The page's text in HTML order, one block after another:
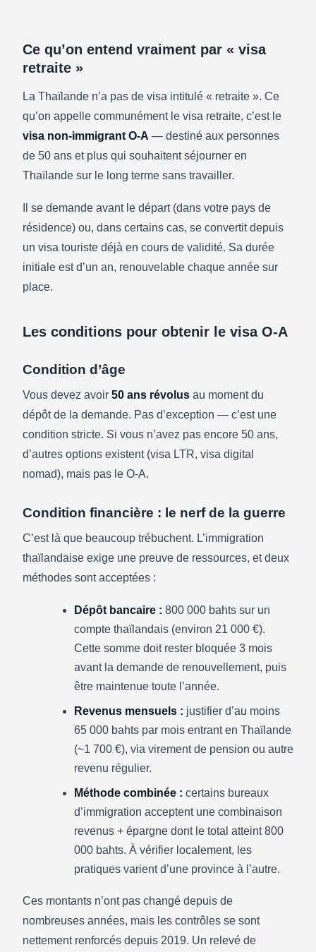
Visa retraite Thaïlande (O-A) :
conditions, revenus et renouvellement
09/05/2026 ·6 min de lecture
Ce qu’on entend vraiment par « visa
retraite »
La Thaïlande n’a pas de visa intitulé « retraite ». Ce
qu’on appelle communément le visa retraite, c’est le
visa non-immigrant O-A — destiné aux personnes
de 50 ans et plus qui souhaitent séjourner en
Thaïlande sur le long terme sans travailler.
Il se demande avant le départ (dans votre pays de
résidence) ou, dans certains cas, se convertit depuis
un visa touriste déjà en cours de validité. Sa durée
initiale est d’un an, renouvelable chaque année sur
place.
Les conditions pour obtenir le visa O-A
Condition d’âge
Vous devez avoir 50 ans révolus au moment du
dépôt de la demande. Pas d’exception — c’est une
condition stricte. Si vous n’avez pas encore 50 ans,
d’autres options existent (visa LTR, visa digital
nomad), mais pas le O-A.
Condition financière : le nerf de la guerre
C’est là que beaucoup trébuchent. L’immigration
thaïlandaise exige une preuve de ressources, et deux
méthodes sont acceptées :
Dépôt bancaire : 800 000 bahts sur un
compte thaïlandais (environ 21 000 €).
Cette somme doit rester bloquée 3 mois
avant la demande de renouvellement, puis
être maintenue toute l’année.
Revenus mensuels : justifier d’au moins
65 000 bahts par mois entrant en Thaïlande
(~1 700 €), via virement de pension ou autre
revenu régulier.
Méthode combinée : certains bureaux
d’immigration acceptent une combinaison
revenus + épargne dont le total atteint 800
000 bahts. À vérifier localement, les
pratiques varient d’une province à l’autre.
Ces montants n’ont pas changé depuis de
nombreuses années, mais les contrôles se sont
nettement renforcés depuis 2019. Un relevé de